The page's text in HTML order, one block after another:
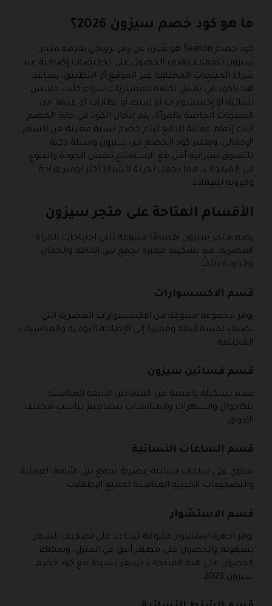
ما هو كود خصم سيزون 2026؟
كود خصم Season هو عبارة عن رمز ترويجي يقدمه متجر
سيزون للعملاء بهدف الحصول على تخفيضات إضافية عند
شراء المنتجات المختلفة عبر الموقع أو التطبيق، يساعد
هذا الكود في تقليل تكلفة المشتريات سواء كانت ملابس
نسائية أو إكسسوارات أو شنط أو نظارات أو غيرها من
المنتجات الخاصة بالمرأة، يتم إدخال الكود في خانة الخصم
أثناء إتمام عملية الدفع ليتم خصم نسبة معينة من السعر
الإجمالي، ويعتبر كود الخصم من سيزون وسيلة ذكية
للتسوق بميزانية أقل مع الاستمتاع بنفس الجودة والتنوع
في المنتجات، مما يجعل تجربة الشراء أكثر توفير وراحة
ومرونة للعملاء.
الأقسام المتاحة على متجر سيزون
يضم متجر سيزون أقسامًا متنوعة تلبي احتياجات المرأة
العصرية، مع تشكيلة مميزة تجمع بين الأناقة والجمال
والجودة دائمًا.
قسم الاكسسوارات
يوفر مجموعة متنوعة من الاكسسوارات العصرية التي
تضيف لمسة أنيقة ومميزة إلى الإطلالة اليومية والمناسبات
المختلفة.
قسم فساتين سيزون
يضم تشكيلة واسعة من الفساتين الأنيقة المناسبة
للكاجوال والسهرات والمناسبات بتصاميم تناسب مختلف
الأذواق.
قسم الساعات النسائية
يحتوي على ساعات نسائية عصرية تجمع بين الأناقة العملية
والتصميمات الحديثة المناسبة لجميع الإطلالات.
قسم الاستشوار
يوفر أجهزة استشوار متنوعة تساعد على تصفيف الشعر
بسهولة والحصول على مظهر أنيق في المنزل، ويمكنك
الحصول على هذه المنتجات بسعر بسيط مع كود خصم
سيزون 2026.